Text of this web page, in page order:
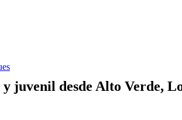
juvenil desde Alto Verde,